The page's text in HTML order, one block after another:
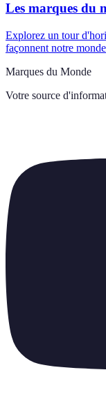
Les marques du
Explorez un tour
façonnent notre
Marques du Monde
Votre source